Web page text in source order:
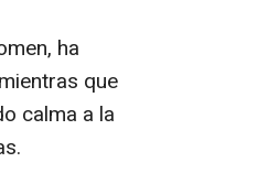
ha
que
calma a la